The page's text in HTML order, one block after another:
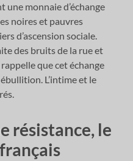
une monnaie d’échange
noires et pauvres
d’ascension sociale.
des bruits de la rue et
que cet échange
L’intime et le
résistance, le